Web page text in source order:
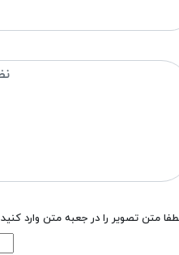
متن تصویر را در جعبه متن وارد کنید